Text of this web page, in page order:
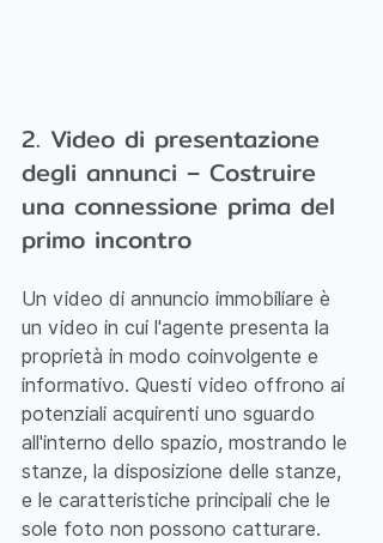
2. Video di presentazione
degli annunci – Costruire
una connessione prima del
primo incontro
Un video di annuncio immobiliare è
un video in cui l'agente presenta la
proprietà in modo coinvolgente e
informativo. Questi video offrono ai
potenziali acquirenti uno sguardo
all'interno dello spazio, mostrando le
stanze, la disposizione delle stanze,
e le caratteristiche principali che le
sole foto non possono catturare.